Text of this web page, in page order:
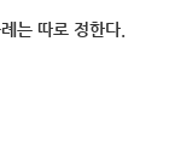
는 따로 정한다.